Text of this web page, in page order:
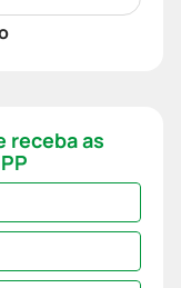
receba as